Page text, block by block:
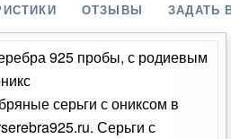
ОТЗЫВЫ ЗАДАТЬ
925 пробы, с родиевым
серьги с ониксом в
Серьги с